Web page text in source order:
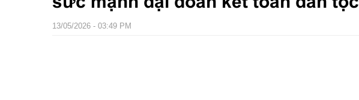
13/05/2026 - 03:49 PM